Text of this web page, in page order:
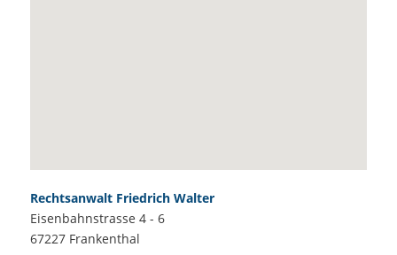
Rechtsanwalt Friedrich Walter
Eisenbahnstrasse 4 - 6
67227 Frankenthal